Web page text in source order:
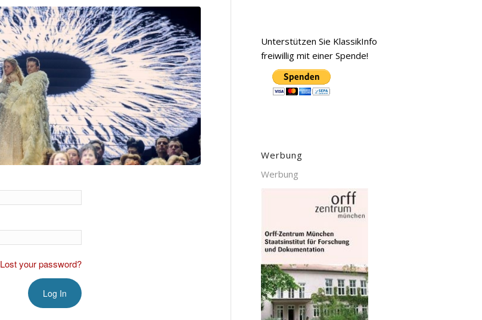
Lost your password?
Unterstützen Sie KlassikInfo
freiwillig mit einer Spende!
Werbung
Werbung